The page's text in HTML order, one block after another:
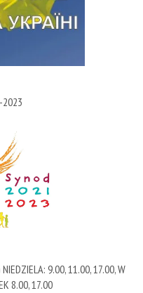
2023
9.00, 11.00, 17.00, W
8.00, 17.00